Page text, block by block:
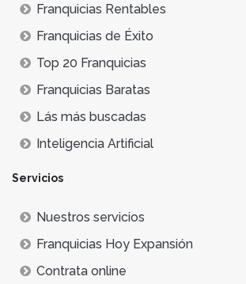
Franquicias Rentables
Franquicias de Éxito
Top 20 Franquicias
Franquicias Baratas
Lás más buscadas
Inteligencia Artificial
Servicios
Nuestros servicios
Franquicias Hoy Expansión
Contrata online